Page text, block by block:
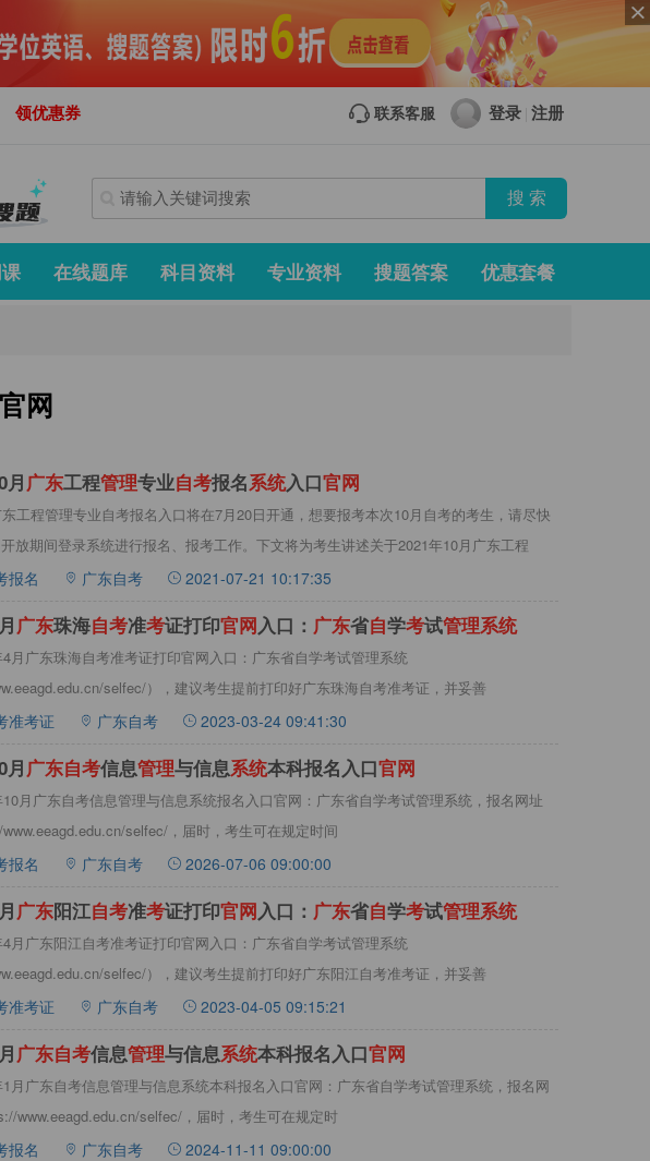
领优惠券 联系客服 登录 注册
在线题库 科目资料 专业资料 搜题答案 优惠套餐
网
月广东工程管理专业自考报名系统入口官网
工程管理专业自考报名入口将在7月20日开通，想要报考本次10月自考的考生，请尽快
放期间登录系统进行报名、报考工作。下文将为考生讲述关于2021年10月广东工程
报名 广东自考 2021-07-21 10:17:35
广东珠海自考准考证打印官网入口： 广东省自学考试管理系统
月广东珠海自考准考证打印官网入口：广东省自学考试管理系统
selfec/），建议考生提前打印好广东珠海自考准考证，并妥善
准考证 广东自考 2023-03-24 09:41:30
月广东自考信息管理与信息系统本科报名入口官网
月广东自考信息管理与信息系统报名入口官网：广东省自学考试管理系统，报名网址
selfec/，届时，考生可在规定时间
报名 广东自考 2026-07-06 09:00:00
广东阳江自考准考证打印官网入口： 广东省自学考试管理系统
月广东阳江自考准考证打印官网入口：广东省自学考试管理系统
selfec/），建议考生提前打印好广东阳江自考准考证，并妥善
准考证 广东自考 2023-04-05 09:15:21
广东自考信息管理与信息系统本科报名入口官网
月广东自考信息管理与信息系统本科报名入口官网：广东省自学考试管理系统，报名网
www.eeagd.edu.cn/selfec/，届时，考生可在规定时
报名 广东自考 2024-11-11 09:00:00